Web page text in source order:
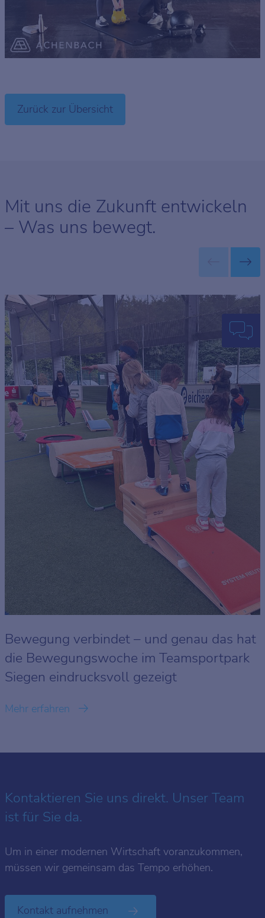
Zurück zur Übersicht
Mit uns die Zukunft entwickeln
– Was uns bewegt.
Bewegung verbindet – und genau das hat
die Bewegungswoche im Teamsportpark
Siegen eindrucksvoll gezeigt
Mehr erfahren
Kontaktieren Sie uns direkt. Unser Team
ist für Sie da.
Um in einer modernen Wirtschaft voranzukommen,
müssen wir gemeinsam das Tempo erhöhen.
Kontakt aufnehmen